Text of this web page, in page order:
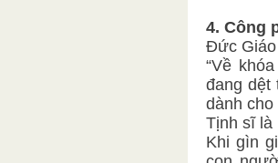
4. Công
Đức Giáo
“Về
đang dệt
dành cho
Tịnh sĩ là
Khi gìn